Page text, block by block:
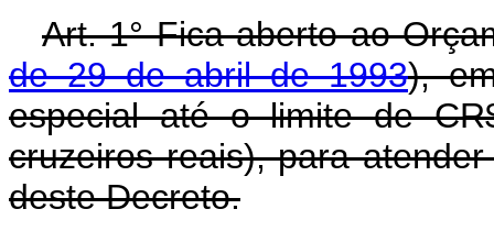
Art. 1° Fica aberto ao
de 29 de abril de 1993),
especial até o limite de
cruzeiros reais), para
deste Decreto.